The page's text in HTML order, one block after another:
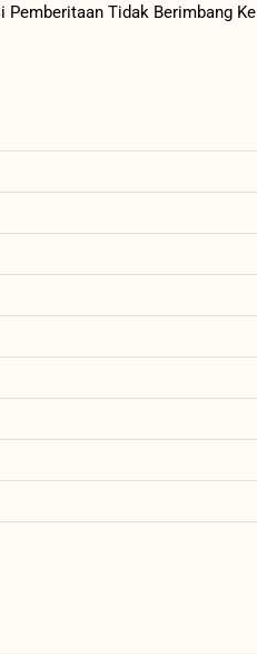
Pemberitaan Tidak Berimbang Ke